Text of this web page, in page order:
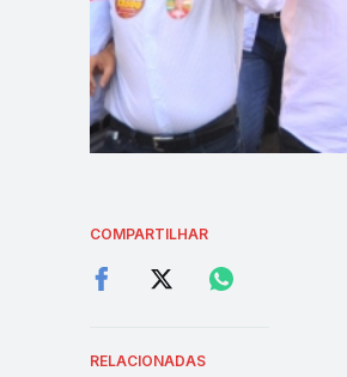
COMPARTILHAR
RELACIONADAS